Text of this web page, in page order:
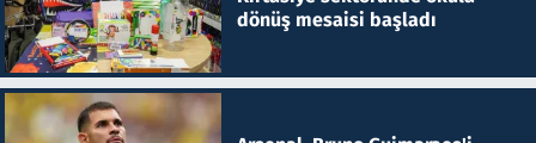
dönüş mesaisi başladı